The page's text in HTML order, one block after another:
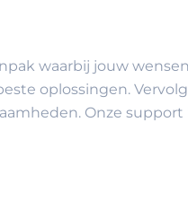
waarbij jouw
oplossingen.
Onze